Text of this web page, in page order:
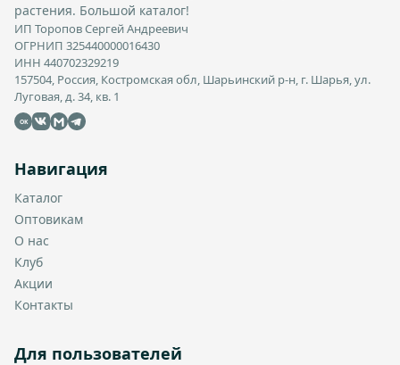
растения. Большой каталог!
ИП Торопов Сергей Андреевич
ОГРНИП 325440000016430
ИНН 440702329219
157504, Россия, Костромская обл, Шарьинский р-н, г. Шарья, ул.
Луговая, д. 34, кв. 1
OK
Навигация
Каталог
Оптовикам
О нас
Клуб
Акции
Контакты
Для пользователей